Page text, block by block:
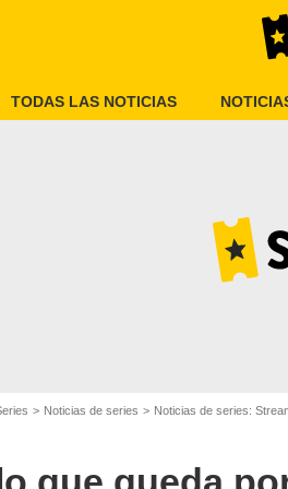
TODAS LAS NOTICIAS
Noticias de series Noticias de series: